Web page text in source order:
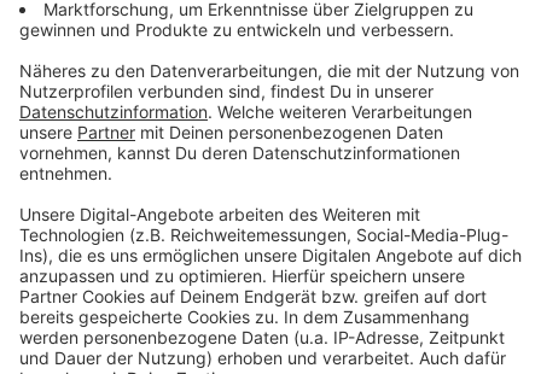
sich unter der Rufnummer 0203 2800 melden. Vor ein
paar Monaten hatte es in NRW eine Reihe von
ungeklärten Knallgeräuschen und Explosionen
gegeben.Hier mehrDetails.
Anzeige
Anzeige